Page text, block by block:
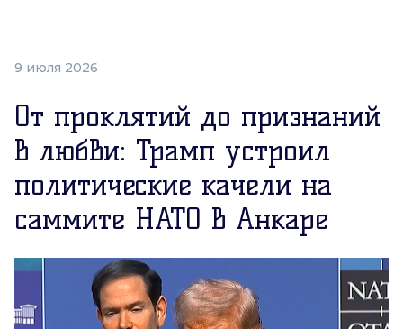
9 июля 2026
От проклятий до признаний
в любви: Трамп устроил
политические качели на
саммите НАТО в Анкаре